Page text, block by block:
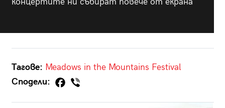
Тагове: Meadows in the Mountains Festival
Сподели: